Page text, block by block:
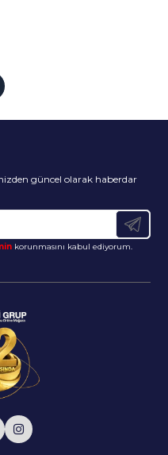
güncel olarak haberdar
korunmasını kabul ediyorum.